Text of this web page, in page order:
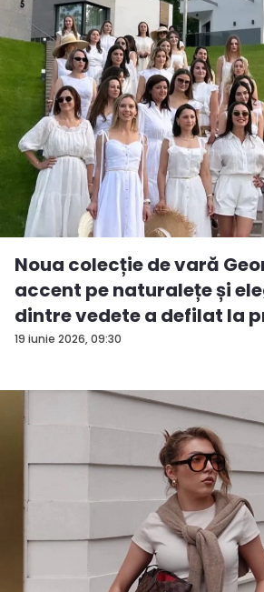
19 iunie 2026, 09:30
Noua colecție de vară
accent pe naturalețe și
dintre vedete a defilat la
d...